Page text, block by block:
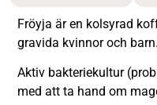
Fröyja är en kolsyrad
gravida kvinnor och barn.
Aktiv bakteriekultur
med att ta hand om